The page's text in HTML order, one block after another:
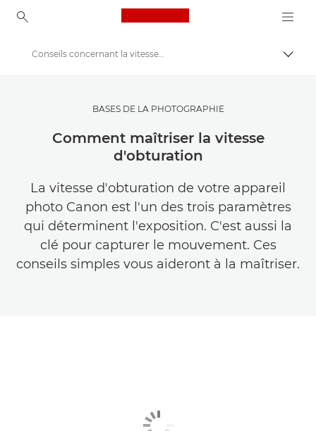
Canon Logo, back to
Trouvez l'inspiration | Conseils de photographie et d'impression et guides de l'acheteur
Conseils et techniques de photographie et d'impression
Conseils concernant la vitesse d'obturation
BASES DE LA PHOTOGRAPHIE
Comment maîtriser la vitesse
d'obturation
La vitesse d'obturation de votre appareil
photo Canon est l'un des trois paramètres
qui déterminent l'exposition. C'est aussi la
clé pour capturer le mouvement. Ces
conseils simples vous aideront à la maîtriser.